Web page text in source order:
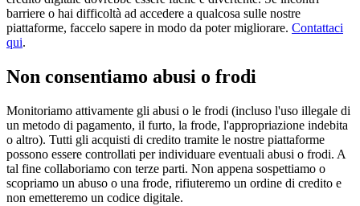
barriere o hai difficoltà ad accedere a qualcosa sulle nostre
piattaforme, faccelo sapere in modo da poter migliorare. Contattaci
qui.
Non consentiamo abusi o frodi
Monitoriamo attivamente gli abusi o le frodi (incluso l'uso illegale di
un metodo di pagamento, il furto, la frode, l'appropriazione indebita
o altro). Tutti gli acquisti di credito tramite le nostre piattaforme
possono essere controllati per individuare eventuali abusi o frodi. A
tal fine collaboriamo con terze parti. Non appena sospettiamo o
scopriamo un abuso o una frode, rifiuteremo un ordine di credito e
non emetteremo un codice digitale.